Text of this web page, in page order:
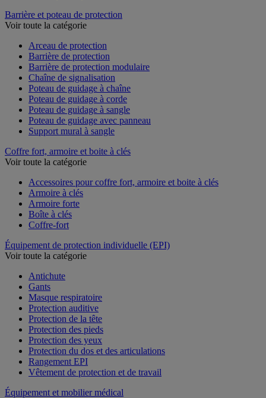
Barrière et poteau de protection
Voir toute la catégorie
Arceau de protection
Barrière de protection
Barrière de protection modulaire
Chaîne de signalisation
Poteau de guidage à chaîne
Poteau de guidage à corde
Poteau de guidage à sangle
Poteau de guidage avec panneau
Support mural à sangle
Coffre fort, armoire et boite à clés
Voir toute la catégorie
Accessoires pour coffre fort, armoire et boite à clés
Armoire à clés
Armoire forte
Boîte à clés
Coffre-fort
Équipement de protection individuelle (EPI)
Voir toute la catégorie
Antichute
Gants
Masque respiratoire
Protection auditive
Protection de la tête
Protection des pieds
Protection des yeux
Protection du dos et des articulations
Rangement EPI
Vêtement de protection et de travail
Équipement et mobilier médical